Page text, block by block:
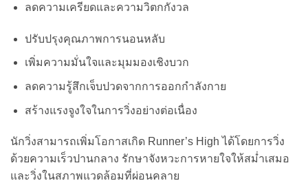
ลดความเครียดและความวิตกกังวล
ปรับปรุงคุณภาพการนอนหลับ
เพิ่มความมั่นใจและมุมมองเชิงบวก
ลดความรู้สึกเจ็บปวดจากการออกกำลังกาย
สร้างแรงจูงใจในการวิ่งอย่างต่อเนื่อง
นักวิ่งสามารถเพิ่มโอกาสเกิด Runner’s High ได้โดยการวิ่ง
ด้วยความเร็วปานกลาง รักษาจังหวะการหายใจให้สม่ำเสมอ
และวิ่งในสภาพแวดล้อมที่ผ่อนคลาย